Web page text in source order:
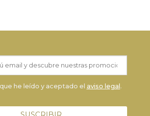
he leído y aceptado el aviso legal.